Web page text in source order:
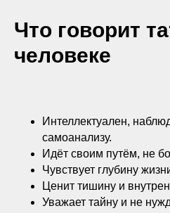
Что говорит
человеке
Интеллектуален,
самоанализу.
Идёт своим путём, не
Чувствует глубину
Ценит тишину и
Уважает тайну и не
PICOSURE PRO, PICOPLUS (3 ШТ),
CO₂ DEKA SMARTXIDE²
СКАЧАТЬ КЕЙСЫ